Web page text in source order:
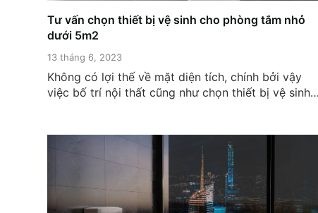
Tư vấn chọn thiết bị vệ sinh cho phòng tắm nhỏ
dưới 5m2
13 tháng 6, 2023
Không có lợi thế về mặt diện tích, chính bởi vậy
việc bố trí nội thất cũng như chọn thiết bị vệ sinh
không gian hướng tới sự gọn gàng,...